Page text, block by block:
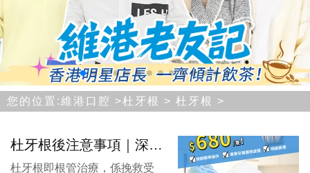
您的位置:維港口腔 >杜牙根 > 杜牙根 >
杜牙根後注意事項｜深圳
杜牙根收費參考（港人北
杜牙根即根管治療，係挽救受